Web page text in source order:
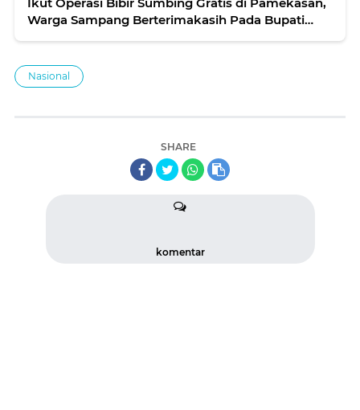
Warga Sampang Berterimakasih Pada Bupati
Nasional
SHARE
komentar